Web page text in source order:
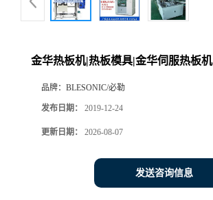
金华热板机|热板模具|金华伺服热板机
品牌： BLESONIC/必勒
发布日期： 2019-12-24
更新日期： 2026-08-07
发送咨询信息